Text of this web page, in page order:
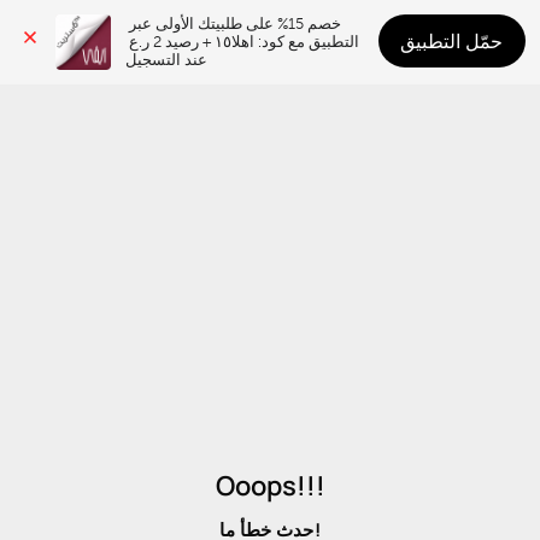
عند التسجيل
حمّل التطبيق
Ooops!!!
حدث خطأ ما!